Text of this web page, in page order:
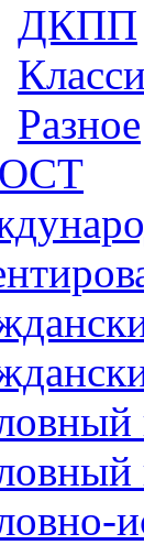
ДКПП
Разное